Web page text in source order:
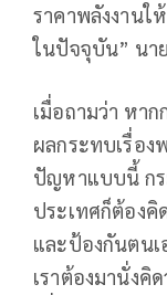
ราคาพลังงาน
ในปัจจุบัน” นา
เมื่อถามว่า หา
ผลกระทบเรื่อง
ปัญหาแบบนี้ กร
ประเทศก็ต้อง
และป้องกันตนเ
เราต้องมานั่งคิ